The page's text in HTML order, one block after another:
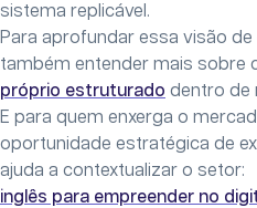
sistema replicável.
Para aprofundar essa visão
também entender mais sobre
próprio estruturado dentro de
E para quem enxerga o
oportunidade estratégica de
ajuda a contextualizar o setor:
inglês para empreender no